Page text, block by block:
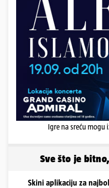
Igre na sreću mogu
Sve što je
Skini aplikaciju za